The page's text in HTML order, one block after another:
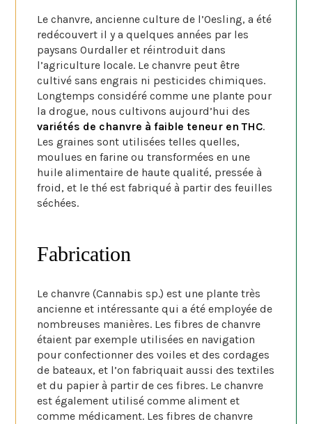
Le chanvre, ancienne culture de l’Oesling, a été
redécouvert il y a quelques années par les
paysans Ourdaller et réintroduit dans
l’agriculture locale. Le chanvre peut être
cultivé sans engrais ni pesticides chimiques.
Longtemps considéré comme une plante pour
la drogue, nous cultivons aujourd’hui des
variétés de chanvre à faible teneur en THC.
Les graines sont utilisées telles quelles,
moulues en farine ou transformées en une
huile alimentaire de haute qualité, pressée à
froid, et le thé est fabriqué à partir des feuilles
séchées.
Fabrication
Le chanvre (Cannabis sp.) est une plante très
ancienne et intéressante qui a été employée de
nombreuses manières. Les fibres de chanvre
étaient par exemple utilisées en navigation
pour confectionner des voiles et des cordages
de bateaux, et l’on fabriquait aussi des textiles
et du papier à partir de ces fibres. Le chanvre
est également utilisé comme aliment et
comme médicament. Les fibres de chanvre